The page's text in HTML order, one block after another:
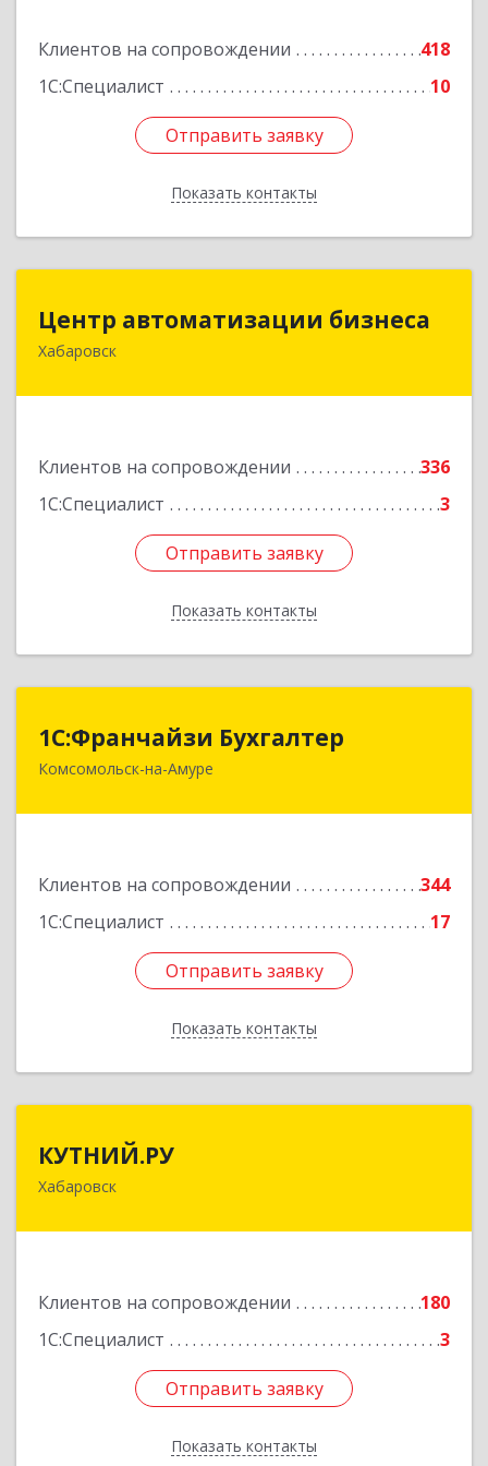
Клиентов на сопровождении
418
1С:Специалист
10
Отправить заявку
Показать контакты
Отправить заявку
Назад
Центр автоматизации бизнеса
Хабаровск
Клиентов на сопровождении
336
1С:Специалист
3
Отправить заявку
Показать контакты
Центр автоматизации бизнеса
680030, Хабаровский край, Хабаровск г, Ленина
Отправить заявку
Назад
1С:Франчайзи Бухгалтер
Комсомольск-на-Амуре
Клиентов на сопровождении
344
1С:Специалист
17
Отправить заявку
Показать контакты
1С:Франчайзи Бухгалтер
681000, Хабаровский край, Комсомольск-на-
Подробнее
Отправить заявку
Назад
КУТНИЙ.РУ
Хабаровск
Клиентов на сопровождении
180
1С:Специалист
3
Отправить заявку
Показать контакты
680007, Хабаровский край, Хабаровск г,
Отправить заявку
Назад